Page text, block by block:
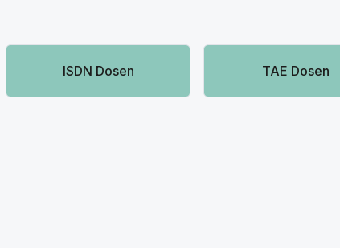
ISDN Dosen TAE Dosen